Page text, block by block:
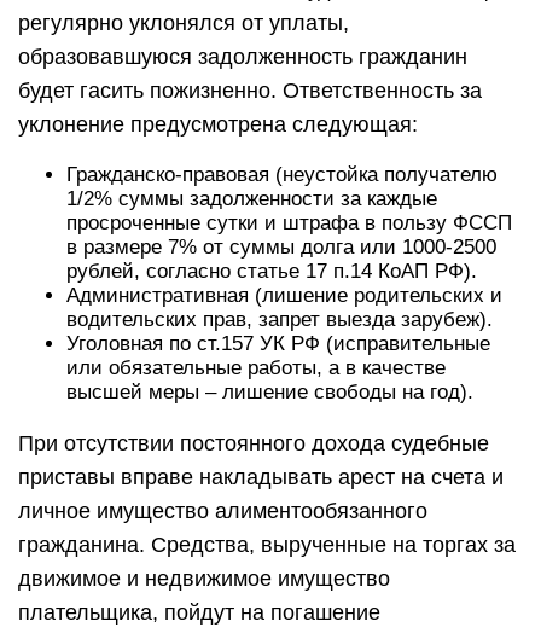
регулярно уклонялся от уплаты,
образовавшуюся задолженность гражданин
будет гасить пожизненно. Ответственность за
уклонение предусмотрена следующая:
Гражданско-правовая (неустойка получателю
1/2% суммы задолженности за каждые
просроченные сутки и штрафа в пользу ФССП
в размере 7% от суммы долга или 1000-2500
рублей, согласно статье 17 п.14 КоАП РФ).
Административная (лишение родительских и
водительских прав, запрет выезда зарубеж).
Уголовная по ст.157 УК РФ (исправительные
или обязательные работы, а в качестве
высшей меры – лишение свободы на год).
При отсутствии постоянного дохода судебные
приставы вправе накладывать арест на счета и
личное имущество алиментообязанного
гражданина. Средства, вырученные на торгах за
движимое и недвижимое имущество
плательщика, пойдут на погашение